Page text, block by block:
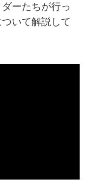
ーたちが行っ
いて解説して